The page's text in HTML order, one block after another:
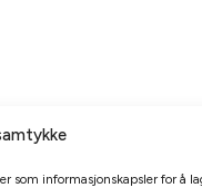
som informasjonskapsler for å